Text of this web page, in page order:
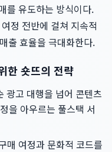
를 유도하는 방식이다.
정 전반에 걸쳐 지속적
출 효율을 극대화한다.
한 숏뜨의 전략
고 대행을 넘어 콘텐츠
을 아우르는 풀스택 서
매 여정과 문화적 코드를